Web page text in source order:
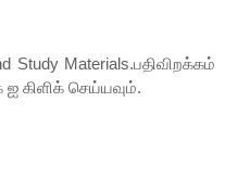
Study Materials.பதிவிறக்கம்
கிளிக் செய்யவும்.